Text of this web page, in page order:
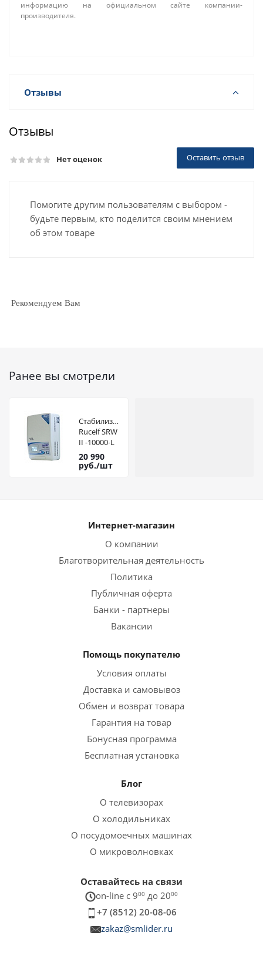
информацию на официальном сайте компании-
производителя.
Отзывы
Отзывы
Нет оценок Оставить отзыв
Помогите другим пользователям с выбором -
будьте первым, кто поделится своим мнением
об этом товаре
Рекомендуем Вам
Ранее вы смотрели
Стабилизатор
Rucelf SRW
II -10000-L
20 990
руб./шт
Интернет-магазин
О компании
Благотворительная деятельность
Политика
Публичная оферта
Банки - партнеры
Вакансии
Помощь покупателю
Условия оплаты
Доставка и самовывоз
Обмен и возврат товара
Гарантия на товар
Бонусная программа
Бесплатная установка
Блог
О телевизорах
О холодильниках
О посудомоечных машинах
О микроволновках
Оставайтесь на связи
on-line c 900 до 2000
+7 (8512) 20-08-06
zakaz@smlider.ru